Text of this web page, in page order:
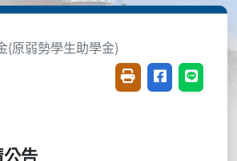
(原弱勢學生助學金)
友善列印(開新視窗)
分享至臉書(
分享至
告